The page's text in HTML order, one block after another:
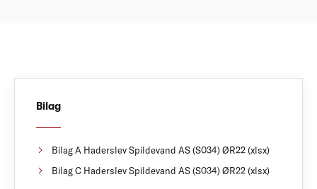
Bilag
Bilag A Haderslev Spildevand AS (S034) ØR22 (xlsx)
Bilag C Haderslev Spildevand AS (S034) ØR22 (xlsx)